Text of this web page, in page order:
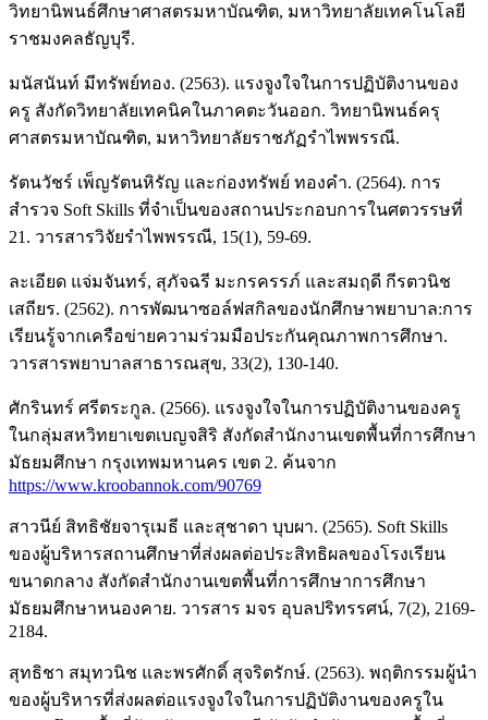
วิทยานิพนธ์ศึกษาศาสตรมหาบัณฑิต, มหาวิทยาลัยเทคโนโลยี
ราชมงคลธัญบุรี.
มนัสนันท์ มีทรัพย์ทอง. (2563). แรงจูงใจในการปฏิบัติงานของ
ครู สังกัดวิทยาลัยเทคนิคในภาคตะวันออก. วิทยานิพนธ์ครุ
ศาสตรมหาบัณฑิต, มหาวิทยาลัยราชภัฏรำไพพรรณี.
รัตนวัชร์ เพ็ญรัตนหิรัญ และก่องทรัพย์ ทองคำ. (2564). การ
สำรวจ Soft Skills ที่จำเป็นของสถานประกอบการในศตวรรษที่
21. วารสารวิจัยรำไพพรรณี, 15(1), 59-69.
ละเอียด แจ่มจันทร์, สุภัจฉรี มะกรครรภ์ และสมฤดี กีรตวนิช
เสถียร. (2562). การพัฒนาซอล์ฟสกิลของนักศึกษาพยาบาล:การ
เรียนรู้จากเครือข่ายความร่วมมือประกันคุณภาพการศึกษา.
วารสารพยาบาลสาธารณสุข, 33(2), 130-140.
ศักรินทร์ ศรีตระกูล. (2566). แรงจูงใจในการปฏิบัติงานของครู
ในกลุ่มสหวิทยาเขตเบญจสิริ สังกัดสำนักงานเขตพื้นที่การศึกษา
มัธยมศึกษา กรุงเทพมหานคร เขต 2. ค้นจาก
https://www.kroobannok.com/90769
สาวนีย์ สิทธิชัยจารุเมธี และสุชาดา บุบผา. (2565). Soft Skills
ของผู้บริหารสถานศึกษาที่ส่งผลต่อประสิทธิผลของโรงเรียน
ขนาดกลาง สังกัดสำนักงานเขตพื้นที่การศึกษาการศึกษา
มัธยมศึกษาหนองคาย. วารสาร มจร อุบลปริทรรศน์, 7(2), 2169-
2184.
สุทธิชา สมุทวนิช และพรศักดิ์ สุจริตรักษ์. (2563). พฤติกรรมผู้นำ
ของผู้บริหารที่ส่งผลต่อแรงจูงใจในการปฏิบัติงานของครูใน